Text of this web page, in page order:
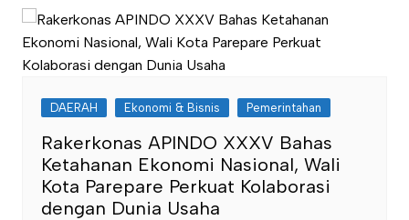
DAERAH Ekonomi & Bisnis Pemerintahan
Rakerkonas APINDO XXXV Bahas
Ketahanan Ekonomi Nasional, Wali
Kota Parepare Perkuat Kolaborasi
dengan Dunia Usaha